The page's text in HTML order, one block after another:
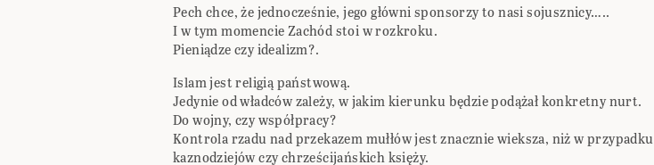
Pech chce, że jednocześnie, jego główni sponsorzy to nasi sojusznicy…..
I w tym momencie Zachód stoi w rozkroku.
Pieniądze czy idealizm?.
Islam jest religią państwową.
Jedynie od władców zależy, w jakim kierunku będzie podążał konkretny nurt.
Do wojny, czy współpracy?
Kontrola rzadu nad przekazem mułłów jest znacznie wieksza, niż w przypadku
kaznodziejów czy chrześcijańskich księży.